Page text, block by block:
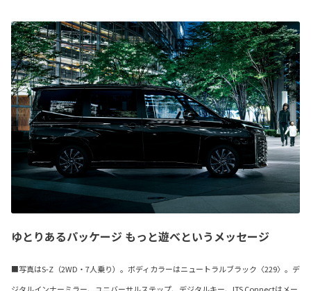
ゆとりあるパッケージ もっと遊べというメッセージ
■写真はS-Z（2WD・7人乗り）。ボディカラーはニュートラルブラック〈229〉。デ